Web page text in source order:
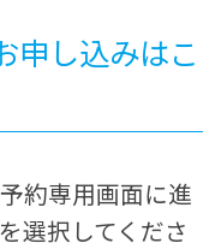
申し込みはこ
約専用画面に進
選択してくださ